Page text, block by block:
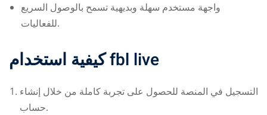
واجهة مستخدم سهلة وبديهية تسمح بالوصول السريع
للفعاليات.
كيفية استخدامfbl live
التسجيل في المنصة للحصول على تجربة كاملة من خلال إنشاء
حساب.